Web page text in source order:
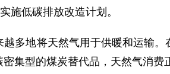
施低碳排放改造计划。
多地将天然气用于供暖和运输
集型的煤炭替代品，天然气消